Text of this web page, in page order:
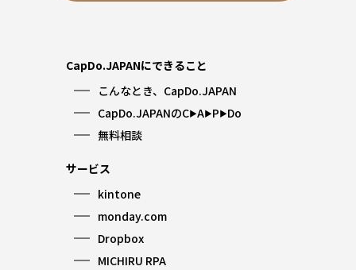
CapDo.JAPANにできること
こんなとき、CapDo.JAPAN
CapDo.JAPANのC▶︎A▶︎P▶︎Do
無料相談
サービス
kintone
monday.com
Dropbox
MICHIRU RPA